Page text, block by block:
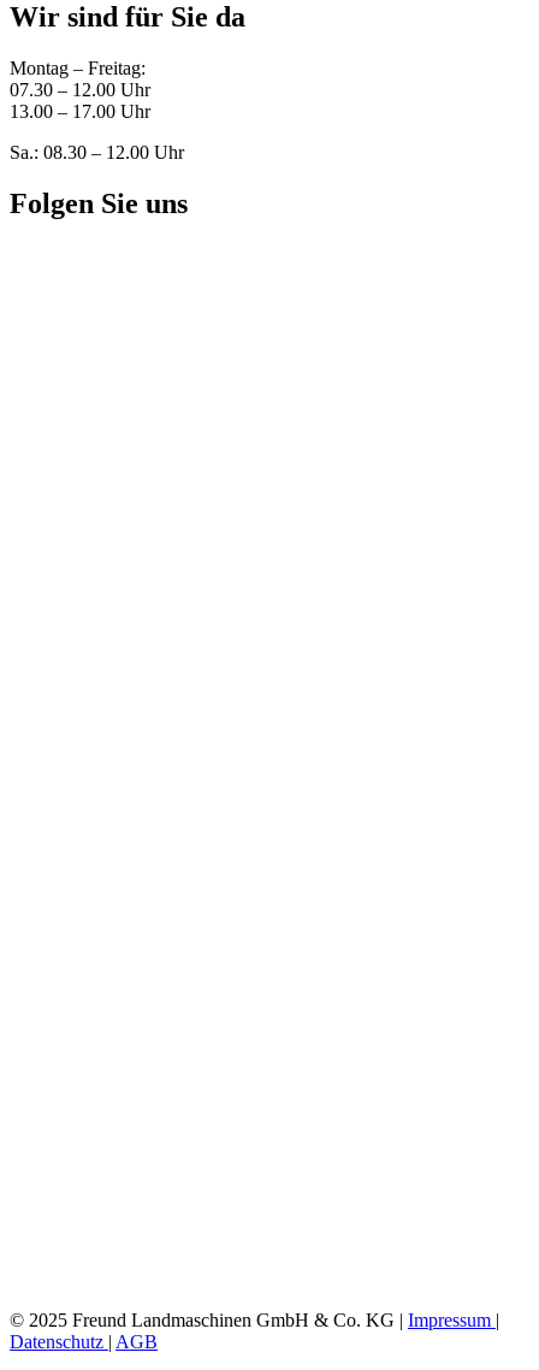
Wir sind für Sie da
Montag – Freitag:
07.30 – 12.00 Uhr
13.00 – 17.00 Uhr
Sa.: 08.30 – 12.00 Uhr
Folgen Sie uns
© 2025 Freund Landmaschinen GmbH & Co. KG | Impressum |
Datenschutz | AGB